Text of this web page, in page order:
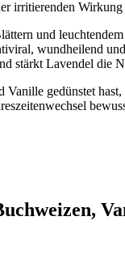
irritierenden
und
wundheilend
stärkt Lavendel die
gedünstet